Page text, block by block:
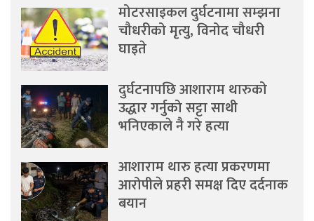
मोटरसाइकल दुर्घटनामा सम्झना
चौधरीको मृत्यु, विनोद चौधरी
घाइते
दुर्घटनापछि आशाराम थारुको
उद्धार गर्नुको सट्टा साथी
भनिएकाले नै गरे हत्या
आशाराम थारु हत्या प्रकरणमा
आरोपीले प्रहरी समक्ष दिए दर्दनाक
बयान